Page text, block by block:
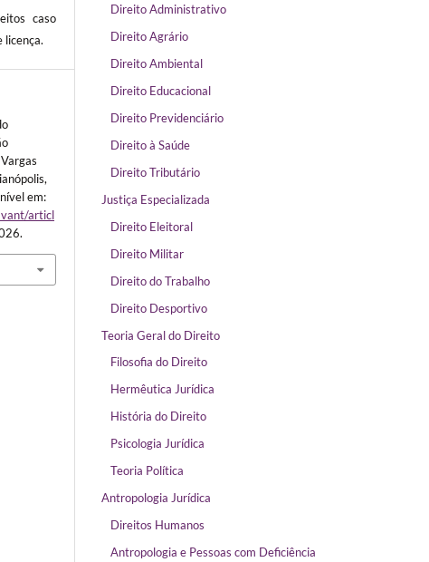
caso
licença.
em:
articl
Direito Administrativo
Direito Agrário
Direito Ambiental
Direito Educacional
Direito Previdenciário
Direito à Saúde
Direito Tributário
Justiça Especializada
Direito Eleitoral
Direito Militar
Direito do Trabalho
Direito Desportivo
Teoria Geral do Direito
Filosofia do Direito
Hermêutica Jurídica
História do Direito
Psicologia Jurídica
Teoria Política
Antropologia Jurídica
Direitos Humanos
Antropologia e Pessoas com Deficiência